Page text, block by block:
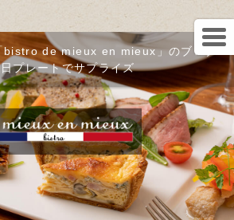
bistro de mieux en mieux」のブログ
プレートでサプライズ